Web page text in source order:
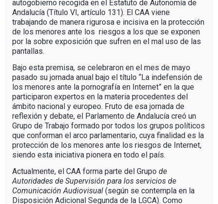
autogobierno recogida en el Estatuto de Autonomía de
Andalucía (Título VI, artículo 131). El CAA viene
trabajando de manera rigurosa e incisiva en la protección
de los menores ante los riesgos a los que se exponen
por la sobre exposición que sufren en el mal uso de las
pantallas.
Bajo esta premisa, se celebraron en el mes de mayo
pasado su jornada anual bajo el título “La indefensión de
los menores ante la pornografía en Internet” en la que
participaron expertos en la materia procedentes del
ámbito nacional y europeo. Fruto de esa jornada de
reflexión y debate, el Parlamento de Andalucía creó un
Grupo de Trabajo formado por todos los grupos políticos
que conforman el arco parlamentario, cuya finalidad es la
protección de los menores ante los riesgos de Internet,
siendo esta iniciativa pionera en todo el país.
Actualmente, el CAA forma parte del Grupo de
Autoridades de Supervisión para los servicios de
Comunicación Audiovisual (según se contempla en la
Disposición Adicional Segunda de la LGCA). Como